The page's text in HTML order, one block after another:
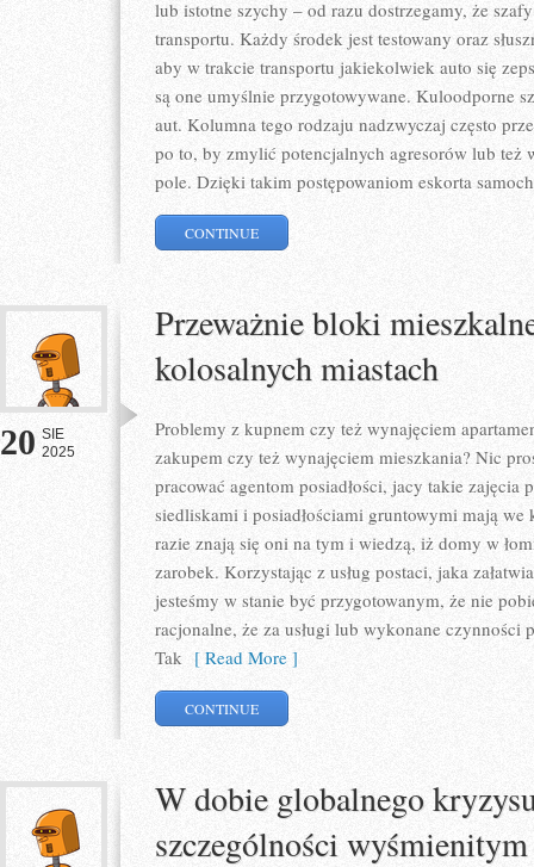
lub istotne szychy – od razu dostrzegamy, że
transportu. Każdy środek jest testowany oraz
aby w trakcie transportu jakiekolwiek auto się
są one umyślnie przygotowywane. Kuloodporne
aut. Kolumna tego rodzaju nadzwyczaj często
po to, by zmylić potencjalnych agresorów lub też
pole. Dzięki takim postępowaniom eskorta
CONTINUE
20 SIE
2025
Przeważnie bloki
kolosalnych miastach
Problemy z kupnem czy też wynajęciem
zakupem czy też wynajęciem mieszkania? Nic
pracować agentom posiadłości, jacy takie zajęcia
siedliskami i posiadłościami gruntowymi mają
razie znają się oni na tym i wiedzą, iż domy w
zarobek. Korzystając z usług postaci, jaka
jesteśmy w stanie być przygotowanym, że nie
racjonalne, że za usługi lub wykonane czynności
Tak [ Read More ]
CONTINUE
W dobie globalnego
szczególności wyśmienitym